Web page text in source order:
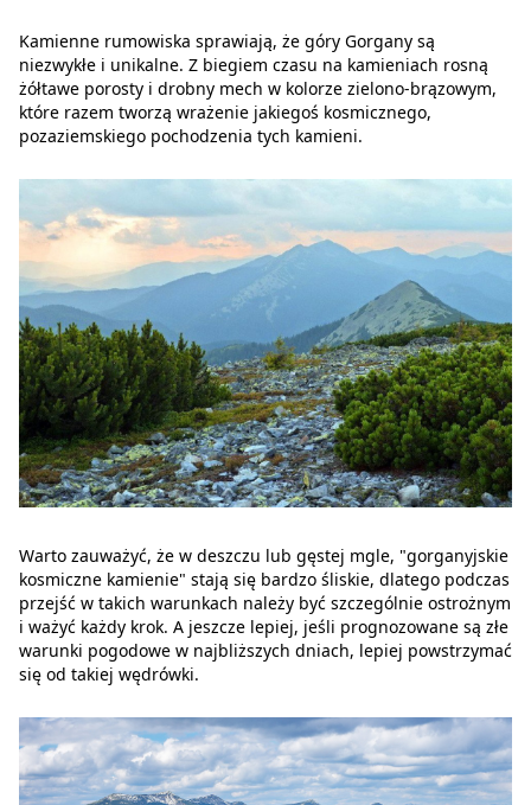
Kamienne rumowiska sprawiają, że góry Gorgany są
niezwykłe i unikalne. Z biegiem czasu na kamieniach rosną
żółtawe porosty i drobny mech w kolorze zielono-brązowym,
które razem tworzą wrażenie jakiegoś kosmicznego,
pozaziemskiego pochodzenia tych kamieni.
Warto zauważyć, że w deszczu lub gęstej mgle, "gorganyjskie
kosmiczne kamienie" stają się bardzo śliskie, dlatego podczas
przejść w takich warunkach należy być szczególnie ostrożnym
i ważyć każdy krok. A jeszcze lepiej, jeśli prognozowane są złe
warunki pogodowe w najbliższych dniach, lepiej powstrzymać
się od takiej wędrówki.